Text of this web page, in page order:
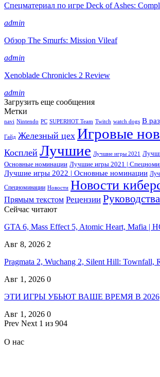
Спецматериал по игре Deck of Ashes:
admin
Обзор The Smurfs: Mission Vileaf
admin
Xenoblade Chronicles 2 Review
admin
Загрузить еще сообщения
Метки
navi Nintendo PC SUPERHOT Team Twitch watch dogs В
Гайд Железный цех Игровые
Косплей Лучшие Лучшие игры 2021
Основные номинации Лучшие игры 2021 |
Лучшие игры 2022 | Основные номинации
Спецноминации Новости Новости
Прямым текстом Рецензии Руководства
Сейчас читают
GTA 6, Mass Effect 5, Atomic Heart, Mafia
Авг 8, 2026 2
Pragmata 2, Wuchang 2, Silent Hill: Townfall,
Авг 1, 2026 0
ЭТИ ИГРЫ УБЬЮТ ВАШЕ ВРЕМЯ В 2026
Авг 1, 2026 0
Prev Next 1 из 904
О нас